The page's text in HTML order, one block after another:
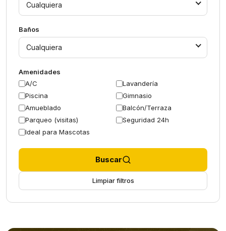
Cualquiera
Baños
Cualquiera
Amenidades
A/C
Lavandería
Piscina
Gimnasio
Amueblado
Balcón/Terraza
Parqueo (visitas)
Seguridad 24h
Ideal para Mascotas
Buscar
Limpiar filtros